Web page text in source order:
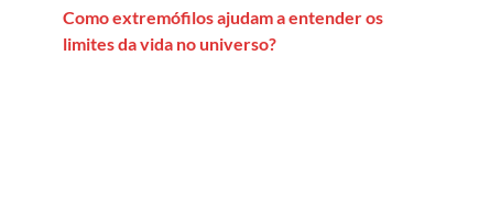
Como extremófilos ajudam a entender os
limites da vida no universo?